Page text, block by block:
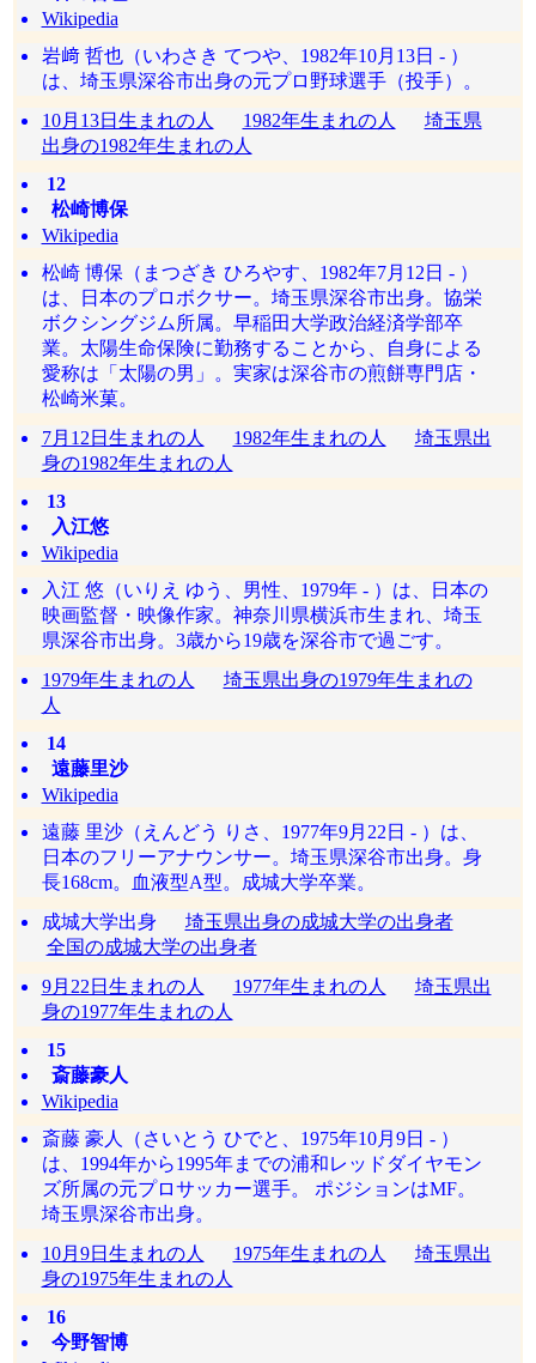
Wikipedia
岩﨑 哲也（いわさき てつや、1982年10月13日 - ）
は、埼玉県深谷市出身の元プロ野球選手（投手）。
10月13日生まれの人
1982年生まれの人
埼玉県
出身の1982年生まれの人
12
松崎博保
Wikipedia
松崎 博保（まつざき ひろやす、1982年7月12日 - ）
は、日本のプロボクサー。埼玉県深谷市出身。協栄
ボクシングジム所属。早稲田大学政治経済学部卒
業。太陽生命保険に勤務することから、自身による
愛称は「太陽の男」。実家は深谷市の煎餅専門店・
松崎米菓。
7月12日生まれの人
1982年生まれの人
埼玉県出
身の1982年生まれの人
13
入江悠
Wikipedia
入江 悠（いりえ ゆう、男性、1979年 - ）は、日本の
映画監督・映像作家。神奈川県横浜市生まれ、埼玉
県深谷市出身。3歳から19歳を深谷市で過ごす。
1979年生まれの人
埼玉県出身の1979年生まれの
人
14
遠藤里沙
Wikipedia
遠藤 里沙（えんどう りさ、1977年9月22日 - ）は、
日本のフリーアナウンサー。埼玉県深谷市出身。身
長168cm。血液型A型。成城大学卒業。
成城大学出身 埼玉県出身の成城大学の出身者
全国の成城大学の出身者
9月22日生まれの人
1977年生まれの人
埼玉県出
身の1977年生まれの人
15
斎藤豪人
Wikipedia
斎藤 豪人（さいとう ひでと、1975年10月9日 - ）
は、1994年から1995年までの浦和レッドダイヤモン
ズ所属の元プロサッカー選手。 ポジションはMF。
埼玉県深谷市出身。
10月9日生まれの人
1975年生まれの人
埼玉県出
身の1975年生まれの人
16
今野智博